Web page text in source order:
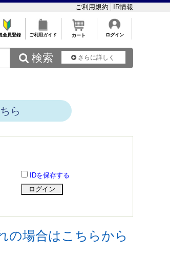
ご利用規約 IR情報
会員登録 ご利用ガイド カート ログイン
 検索 さらに詳しく
ら
IDを保存する
の場合はこちらから